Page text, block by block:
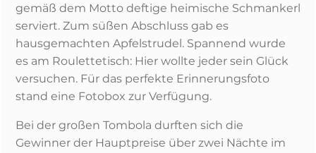
gemäß dem Motto deftige heimische Schmankerl
serviert. Zum süßen Abschluss gab es
hausgemachten Apfelstrudel. Spannend wurde
es am Roulettetisch: Hier wollte jeder sein Glück
versuchen. Für das perfekte Erinnerungsfoto
stand eine Fotobox zur Verfügung.
Bei der großen Tombola durften sich die
Gewinner der Hauptpreise über zwei Nächte im